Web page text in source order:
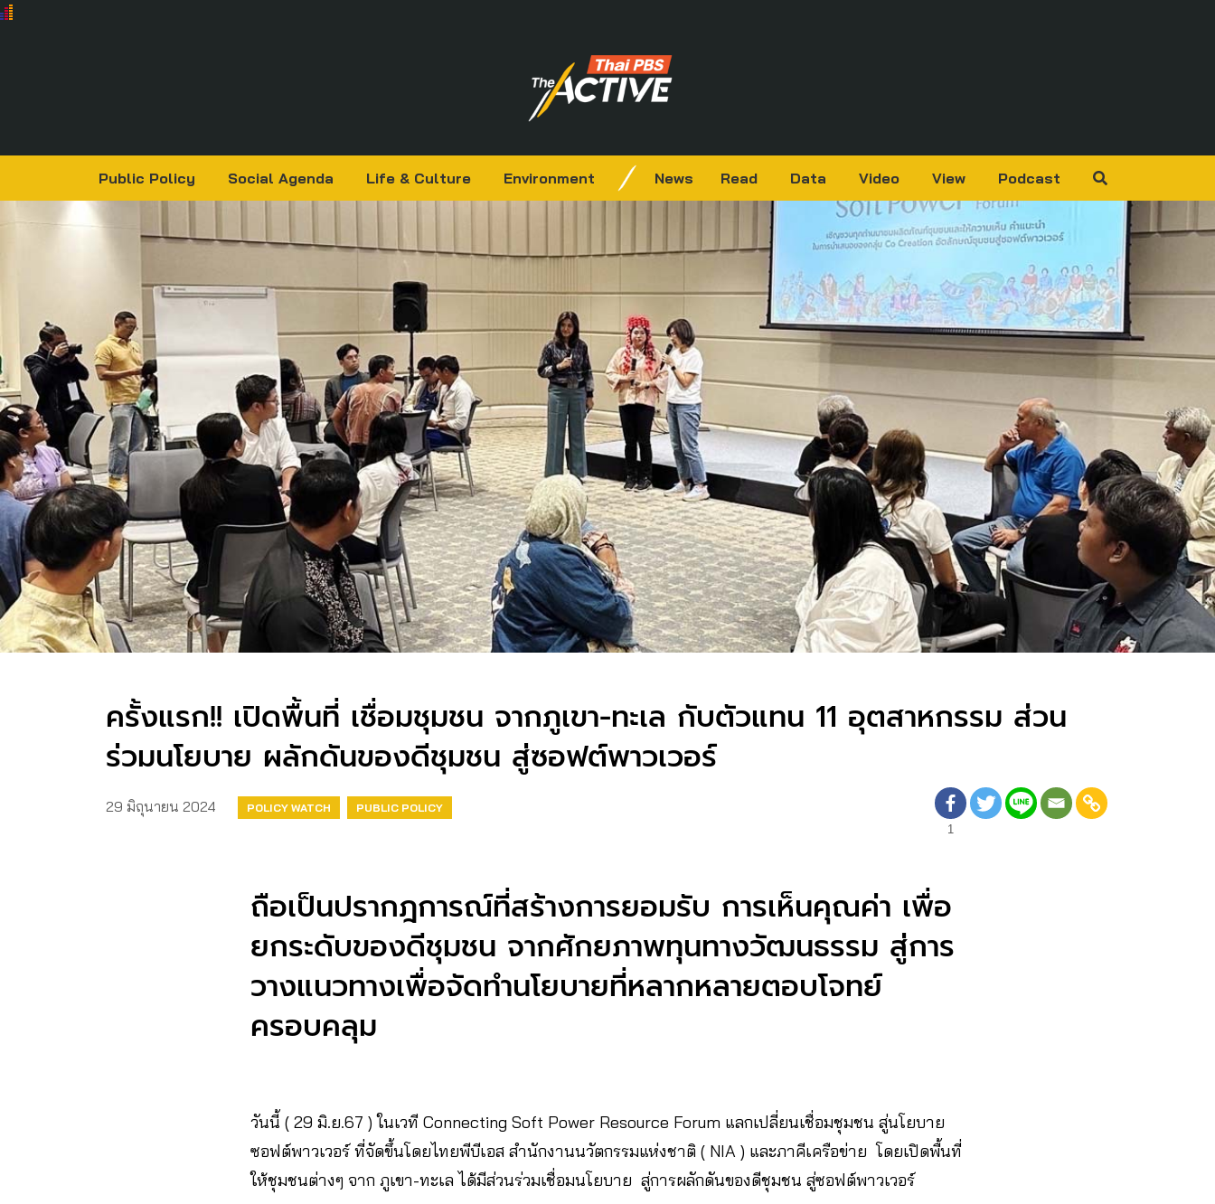
Public Policy Social Agenda Life & Culture Environment News Read Data Video View Podcast
ครั้งแรก!! เปิดพื้นที่ เชื่อมชุมชน จากภูเขา-ทะเล กับตัวแทน 11 อุตสาหกรรม ส่วน
ร่วมนโยบาย ผลักดันของดีชุมชน สู่ซอฟต์พาวเวอร์
29 มิถุนายน 2024 POLICY WATCH
PUBLIC POLICY
1
ถือเป็นปรากฎการณ์ที่สร้างการยอมรับ การเห็นคุณค่า เพื่อ
ยกระดับของดีชุมชน จากศักยภาพทุนทางวัฒนธรรม สู่การ
วางแนวทางเพื่อจัดทำนโยบายที่หลากหลายตอบโจทย์
ครอบคลุม
วันนี้ ( 29 มิ.ย.67 ) ในเวที Connecting Soft Power Resource Forum แลกเปลี่ยนเชื่อมชุมชน สู่นโยบาย
ซอฟต์พาวเวอร์ ที่จัดขึ้นโดยไทยพีบีเอส สำนักงานนวัตกรรมแห่งชาติ ( NIA ) และภาคีเครือข่าย โดยเปิดพื้นที่
ให้ชุมชนต่างๆ จาก ภูเขา-ทะเล ได้มีส่วนร่วมเชื่อมนโยบาย สู่การผลักดันของดีชุมชน สู่ซอฟต์พาวเวอร์